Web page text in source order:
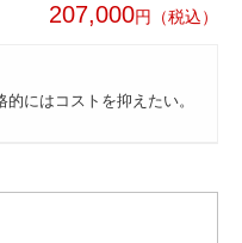
207,000円
にはコストを抑えたい。